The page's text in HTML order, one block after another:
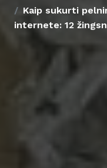
Kaip sukurti
internete: 12